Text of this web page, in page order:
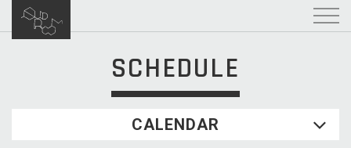
SCHEDULE
CALENDAR